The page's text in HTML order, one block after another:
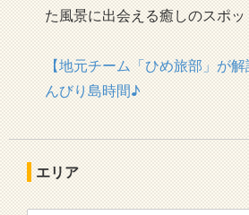
た風景に出会える癒しのスポッ
【地元チーム「ひめ旅部」が
んびり島時間♪
エリア